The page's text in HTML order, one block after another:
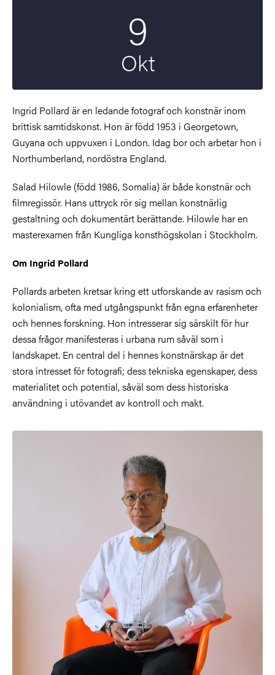
9
Okt
Ingrid Pollard är en ledande fotograf och konstnär inom
brittisk samtidskonst. Hon är född 1953 i Georgetown,
Guyana och uppvuxen i London. Idag bor och arbetar hon i
Northumberland, nordöstra England.
Salad Hilowle (född 1986, Somalia) är både konstnär och
filmregissör. Hans uttryck rör sig mellan konstnärlig
gestaltning och dokumentärt berättande. Hilowle har en
masterexamen från Kungliga konsthögskolan i Stockholm.
Om Ingrid Pollard
Pollards arbeten kretsar kring ett utforskande av rasism och
kolonialism, ofta med utgångspunkt från egna erfarenheter
och hennes forskning. Hon intresserar sig särskilt för hur
dessa frågor manifesteras i urbana rum såväl som i
landskapet. En central del i hennes konstnärskap är det
stora intresset för fotografi; dess tekniska egenskaper, dess
materialitet och potential, såväl som dess historiska
användning i utövandet av kontroll och makt.